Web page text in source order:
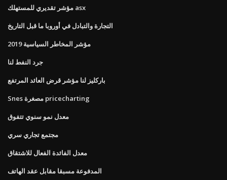
مؤشر تقديري للمستهلك asx
التجارة والتبادل في أوروبا ما قبل التاريخ
مؤشر المخاطر السياسية 2019
جرد النفط لنا
باركليز لنا مؤشر قرض العائد المرتفع
Snes مصغرة pricecharting
معدل نمو سنوي تتفوق
مجتمع تجاري سري
معدل الفائدة الفعال للاشتقاق
المدفوعة مسبقا مقابل عقد الهاتف